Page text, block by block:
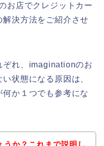
お店でクレジットカー
解決方法をご紹介させ
ぞれ、imaginationのお
状態になる原因は、
か１つでも参考にな